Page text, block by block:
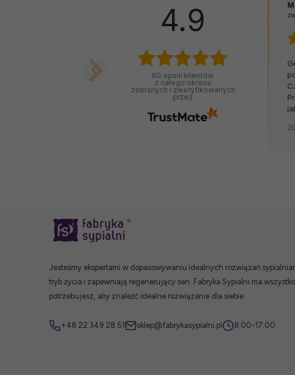
4.9
80 opinii klientów
z całego okresu
zebranych i zweryfikowanych
przez
Jesteśmy ekspertami w dopasowywaniu idealnych rozwiązań
tryb życia i zapewniają regenerujący sen. Fabryka Sypialni ma
potrzebujesz, aby znaleźć idealne rozwiązanie dla siebie.
+48 22 349 28 51 sklep@fabrykasypialni.pl 8:00-17:00